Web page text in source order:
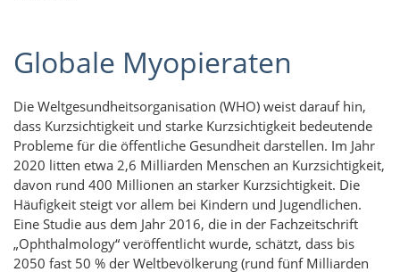
Globale Myopieraten
Die Weltgesundheitsorganisation (WHO) weist darauf hin,
dass Kurzsichtigkeit und starke Kurzsichtigkeit bedeutende
Probleme für die öffentliche Gesundheit darstellen. Im Jahr
2020 litten etwa 2,6 Milliarden Menschen an Kurzsichtigkeit,
davon rund 400 Millionen an starker Kurzsichtigkeit. Die
Häufigkeit steigt vor allem bei Kindern und Jugendlichen.
Eine Studie aus dem Jahr 2016, die in der Fachzeitschrift
„Ophthalmology“ veröffentlicht wurde, schätzt, dass bis
2050 fast 50 % der Weltbevölkerung (rund fünf Milliarden